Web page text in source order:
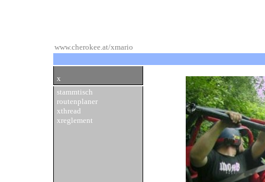
www.cherokee.at/xmario
x
stammtisch
routenplaner
xthread
xreglement